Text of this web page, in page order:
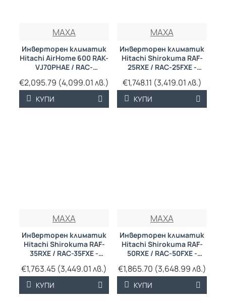
MAXA
Инверторен климатик
Hitachi AirHome 600 RAK-
VJ70PHAE / RAC-
VJ70PHAE
€2,095.79 (4,099.01 лв.)
КУПИ
MAXA
Инверторен климатик
Hitachi Shirokuma RAF-
25RXE / RAC-25FXE -
подов тип
€1,748.11 (3,419.01 лв.)
КУПИ
MAXA
Инверторен климатик
Hitachi Shirokuma RAF-
35RXE / RAC-35FXE -
подов тип
€1,763.45 (3,449.01 лв.)
КУПИ
MAXA
Инверторен климатик
Hitachi Shirokuma RAF-
50RXE / RAC-50FXE -
подов тип
€1,865.70 (3,648.99 лв.)
КУПИ